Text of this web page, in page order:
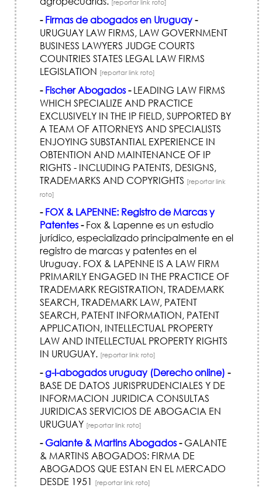
[reportar link roto]
- Firmas de abogados en Uruguay-
URUGUAY LAW FIRMS, LAW GOVERNMENT
BUSINESS LAWYERS JUDGE COURTS
COUNTRIES STATES LEGAL LAW FIRMS
LEGISLATION [reportar link roto]
- Fischer Abogados-LEADING LAW FIRMS
WHICH SPECIALIZE AND PRACTICE
EXCLUSIVELY IN THE IP FIELD, SUPPORTED BY
A TEAM OF ATTORNEYS AND SPECIALISTS
ENJOYING SUBSTANTIAL EXPERIENCE IN
OBTENTION AND MAINTENANCE OF IP
RIGHTS - INCLUDING PATENTS, DESIGNS,
TRADEMARKS AND COPYRIGHTS [reportar link
roto]
- FOX & LAPENNE: Registro de Marcas y
Patentes-Fox & Lapenne es un estudio
jurídico, especializado principalmente en el
registro de marcas y patentes en el
Uruguay. FOX & LAPENNE IS A LAW FIRM
PRIMARILY ENGAGED IN THE PRACTICE OF
TRADEMARK REGISTRATION, TRADEMARK
SEARCH, TRADEMARK LAW, PATENT
SEARCH, PATENT INFORMATION, PATENT
APPLICATION, INTELLECTUAL PROPERTY
LAW AND INTELLECTUAL PROPERTY RIGHTS
IN URUGUAY. [reportar link roto]
-g-l-abogados uruguay (Derecho online) -
BASE DE DATOS JURISPRUDENCIALES Y DE
INFORMACION JURIDICA CONSULTAS
JURIDICAS SERVICIOS DE ABOGACIA EN
URUGUAY [reportar link roto]
- Galante & Martins Abogados-GALANTE
& MARTINS ABOGADOS: FIRMA DE
ABOGADOS QUE ESTAN EN EL MERCADO
DESDE 1951 [reportar link roto]